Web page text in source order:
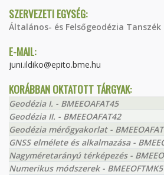
SZERVEZETI EGYSÉG:
Általános- és Felsőgeodézia Tanszék
E-MAIL:
juni.ildiko@epito.bme.hu
KORÁBBAN OKTATOTT TÁRGYAK:
Geodézia I. - BMEEOAFAT45
Geodézia II. - BMEEOAFAT42
Geodézia mérőgyakorlat -
GNSS elmélete és alkalmazása -
Nagyméretarányú térképezés -
Numerikus módszerek -